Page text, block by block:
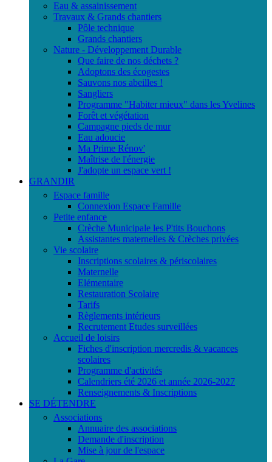
Eau & assainissement
Travaux & Grands chantiers
Pôle technique
Grands chantiers
Nature - Développement Durable
Que faire de nos déchets ?
Adoptons des écogestes
Sauvons nos abeilles !
Sangliers
Programme "Habiter mieux" dans les Yvelines
Forêt et végétation
Campagne pieds de mur
Eau adoucie
Ma Prime Rénov'
Maîtrise de l'énergie
J'adopte un espace vert !
GRANDIR
Espace famille
Connexion Espace Famille
Petite enfance
Crèche Municipale les P'tits Bouchons
Assistantes maternelles & Crèches privées
Vie scolaire
Inscriptions scolaires & périscolaires
Maternelle
Elémentaire
Restauration Scolaire
Tarifs
Règlements intérieurs
Recrutement Etudes surveillées
Accueil de loisirs
Fiches d'inscription mercredis & vacances
scolaires
Programme d'activités
Calendriers été 2026 et année 2026-2027
Renseignements & Inscriptions
SE DÉTENDRE
Associations
Annuaire des associations
Demande d'inscription
Mise à jour de l'espace